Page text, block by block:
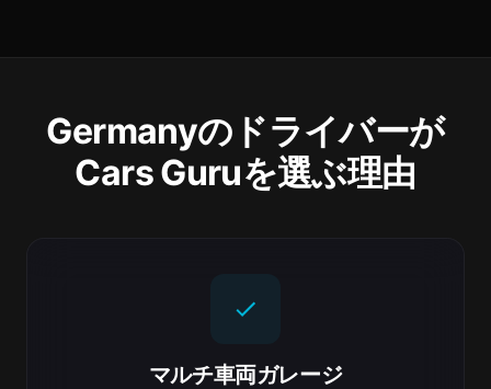
Germanyのドライバーが
Cars Guruを選ぶ理由
マルチ車両ガレージ